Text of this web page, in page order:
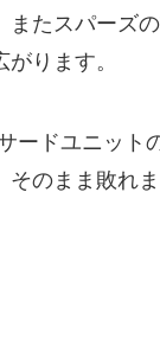
またスパーズ
ります。
ードユニット
のまま敗れま